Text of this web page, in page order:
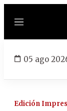
Menú
05 ago
Edición